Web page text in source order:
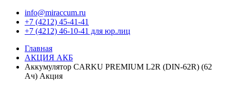
info@miraccum.ru
+7 (4212) 45-41-41
+7 (4212) 46-10-41 для юр.лиц
Главная
АКЦИЯ АКБ
Аккумулятор CARKU PREMIUM L2R (DIN-62R) (62
Ач) Акция